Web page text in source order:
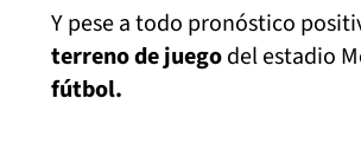
Y pese a todo pronóstico
terreno de juegodel estadio
fútbol.